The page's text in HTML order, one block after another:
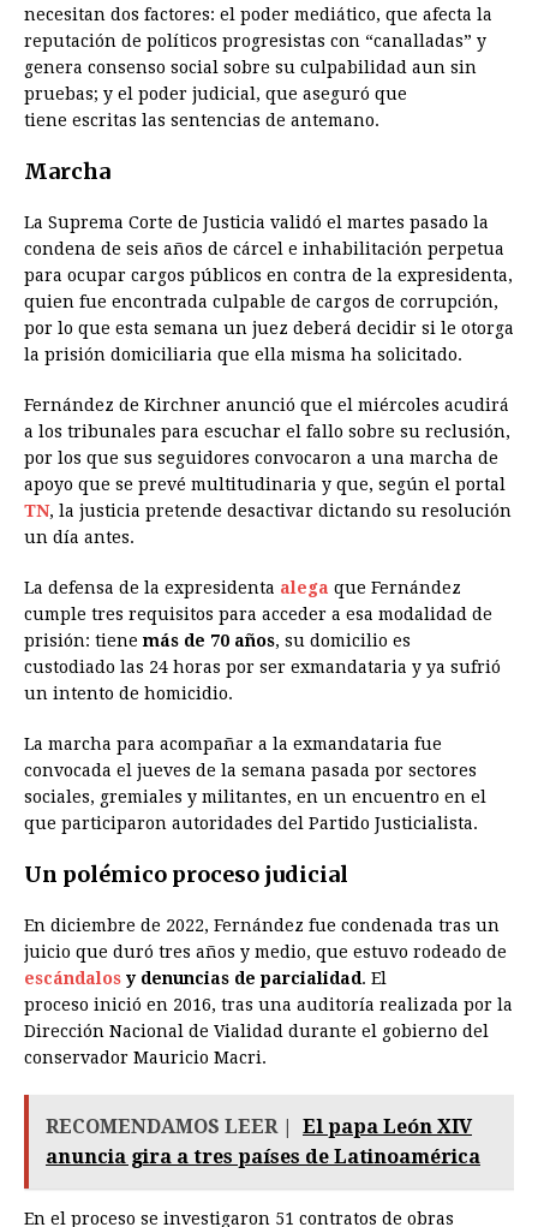
necesitan dos factores: el poder mediático, que afecta la
reputación de políticos progresistas con “canalladas” y
genera consenso social sobre su culpabilidad aun sin
pruebas; y el poder judicial, que aseguró que
tiene escritas las sentencias de antemano.
Marcha
La Suprema Corte de Justicia validó el martes pasado la
condena de seis años de cárcel e inhabilitación perpetua
para ocupar cargos públicos en contra de la expresidenta,
quien fue encontrada culpable de cargos de corrupción,
por lo que esta semana un juez deberá decidir si le otorga
la prisión domiciliaria que ella misma ha solicitado.
Fernández de Kirchner anunció que el miércoles acudirá
a los tribunales para escuchar el fallo sobre su reclusión,
por los que sus seguidores convocaron a una marcha de
apoyo que se prevé multitudinaria y que, según el portal
TN, la justicia pretende desactivar dictando su resolución
un día antes.
La defensa de la expresidenta alega que Fernández
cumple tres requisitos para acceder a esa modalidad de
prisión: tienemás de 70 años, su domicilio es
custodiado las 24 horas por ser exmandataria y ya sufrió
un intento de homicidio.
La marcha para acompañar a la exmandataria fue
convocada el jueves de la semana pasada por sectores
sociales, gremiales y militantes, en un encuentro en el
que participaron autoridades del Partido Justicialista.
Un polémico proceso judicial
En diciembre de 2022, Fernández fue condenada tras un
juicio que duró tres años y medio, que estuvo rodeado de
escándalos y denuncias de parcialidad. El
proceso inició en 2016, tras una auditoría realizada por la
Dirección Nacional de Vialidad durante el gobierno del
conservador Mauricio Macri.
RECOMENDAMOS LEER |
El papa León XIV
anuncia gira a tres países de Latinoamérica
En el proceso se investigaron 51 contratos de obras